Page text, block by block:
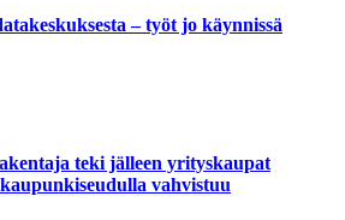
– työt jo käynnissä
teki jälleen yrityskaupat
vahvistuu